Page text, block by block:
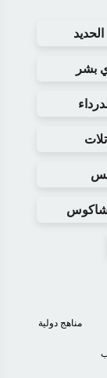
الحديد
بشر
تلات
مناهج دولية